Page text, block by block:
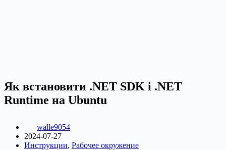
Як встановити .NET SDK і .NET
Runtime на Ubuntu
walle9054
2024-07-27
Инструкции, Рабочее окружение